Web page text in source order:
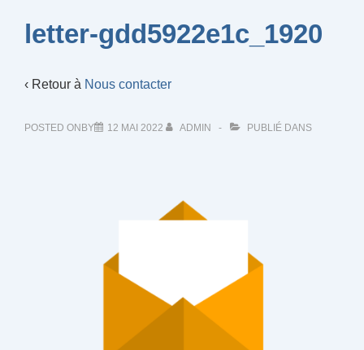
letter-gdd5922e1c_1920
‹ Retour à Nous contacter
POSTED ONBY 12 MAI 2022 ADMIN PUBLIÉ DANS